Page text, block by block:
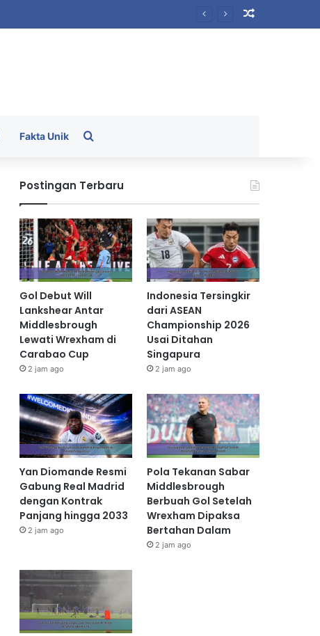
Fakta Unik
Postingan Terbaru
Gol Debut Will
Lankshear Antar
Middlesbrough
Lewati Wrexham di
Carabao Cup
2 jam ago
Indonesia Tersingkir
dari ASEAN
Championship 2026
Usai Ditahan
Singapura
2 jam ago
Yan Diomande Resmi
Gabung Real Madrid
dengan Kontrak
Panjang hingga 2033
2 jam ago
Pola Tekanan Sabar
Middlesbrough
Berbuah Gol Setelah
Wrexham Dipaksa
Bertahan Dalam
2 jam ago